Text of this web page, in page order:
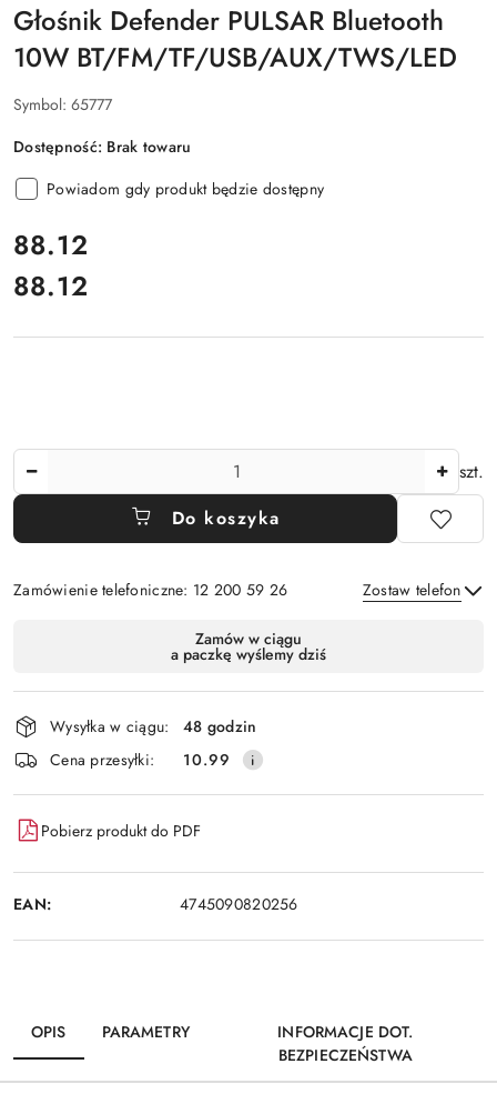
Głośnik Defender PULSAR Bluetooth
10W BT/FM/TF/USB/AUX/TWS/LED
Symbol: 65777
Dostępność: Brak towaru
Powiadom gdy produkt będzie dostępny
cena:
88.12
Cena:
88.12
szt.
Do koszyka
Zamówienie telefoniczne: 12 200 59 26 Zostaw telefon
Wyślij
dostawa
Zamów w ciągu
a paczkę wyślemy dziś
Wysyłka w ciągu:
48 godzin
Cena przesyłki:
10.99
Pobierz produkt do PDF
EAN: 4745090820256
OPIS PARAMETRY
INFORMACJE DOT.
BEZPIECZEŃSTWA